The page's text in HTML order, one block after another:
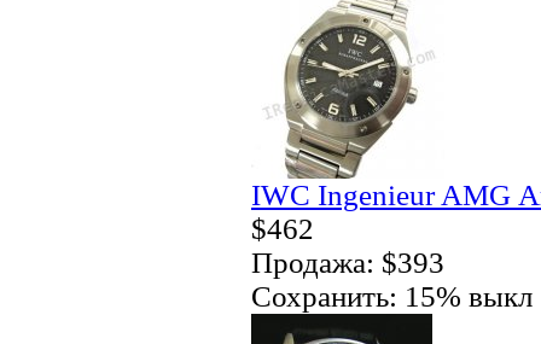
IWC Ingenieur AMG
$462
Продажа: $393
Сохранить: 15% выкл